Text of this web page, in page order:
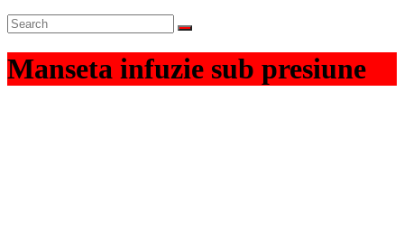
Manseta infuzie sub presiune